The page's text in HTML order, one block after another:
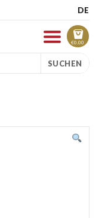
DE
€0.00
SUCHEN